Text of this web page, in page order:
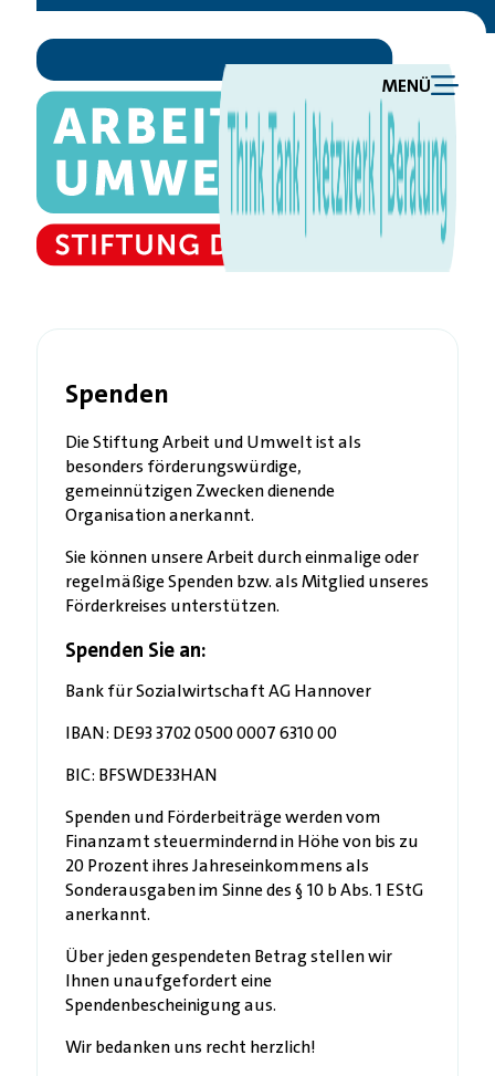
MENÜ
Spenden
Die Stiftung Arbeit und Umwelt ist als
besonders förderungswürdige,
gemeinnützigen Zwecken dienende
Organisation anerkannt.
Sie können unsere Arbeit durch einmalige oder
regelmäßige Spenden bzw. als Mitglied unseres
Förderkreises unterstützen.
Spenden Sie an:
Bank für Sozialwirtschaft AG Hannover
IBAN: DE93 3702 0500 0007 6310 00
BIC: BFSWDE33HAN
Spenden und Förderbeiträge werden vom
Finanzamt steuermindernd in Höhe von bis zu
20 Prozent ihres Jahreseinkommens als
Sonderausgaben im Sinne des § 10 b Abs. 1 EStG
anerkannt.
Über jeden gespendeten Betrag stellen wir
Ihnen unaufgefordert eine
Spendenbescheinigung aus.
Wir bedanken uns recht herzlich!